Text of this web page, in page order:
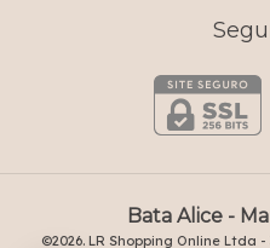
Bata Alice -
©2026. LR Shopping Online Ltda